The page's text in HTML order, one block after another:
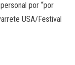
por “por
USA/Festival